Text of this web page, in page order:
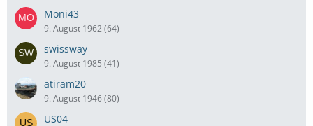
Moni43
9. August 1962 (64)
swissway
9. August 1985 (41)
atiram20
9. August 1946 (80)
US04